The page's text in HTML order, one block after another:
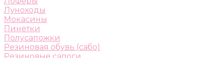
Луноходы
Мокасины
Пинетки
Полусапожки
Резиновая обувь (сабо)